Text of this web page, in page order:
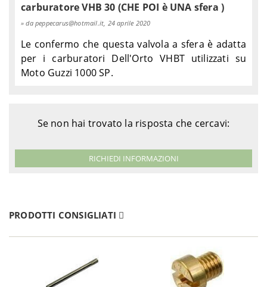
carburatore VHB 30 (CHE POI è UNA sfera )
dapeppecarus@hotmail.it, 24 aprile 2020
Le confermo che questa valvola a sfera è adatta
per i carburatori Dell'Orto VHBT utilizzati su
Moto Guzzi 1000 SP.
Se non hai trovato la risposta che cercavi:
RICHIEDI INFORMAZIONI
PRODOTTI CONSIGLIATI